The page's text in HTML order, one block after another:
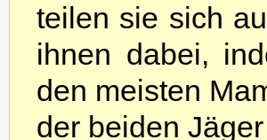
teilen sie sich
ihnen dabei,
den meisten
der beiden